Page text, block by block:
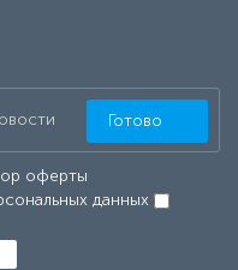
оферты
данных
Готово